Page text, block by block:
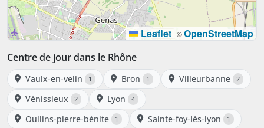
Leaflet | ©OpenStreetMap
Centre de jour dans le Rhône
Vaulx-en-velin 1 Bron 1 Villeurbanne 2
Vénissieux 2 Lyon 4
Oullins-pierre-bénite 1 Sainte-foy-lès-lyon 1